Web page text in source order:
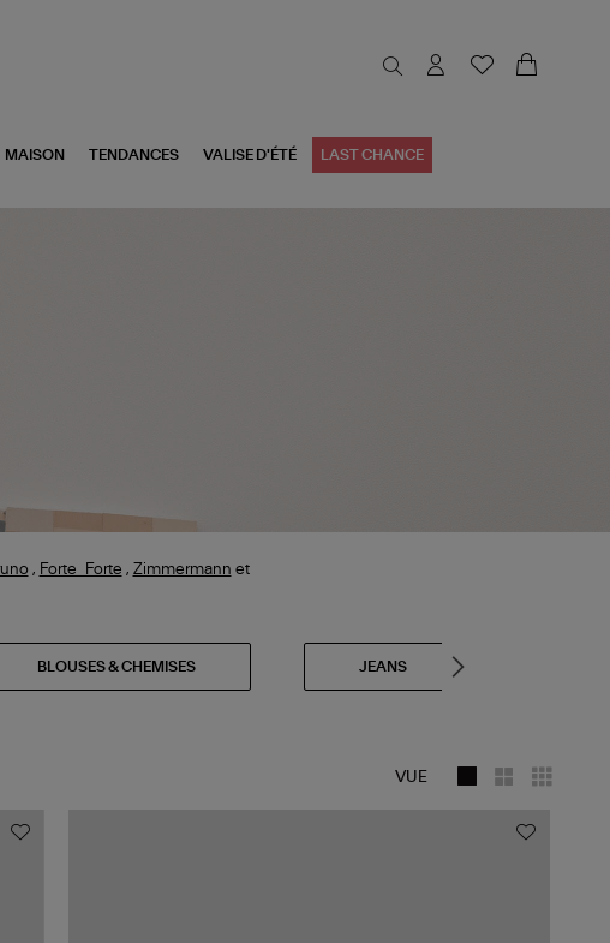
MAISON TENDANCES VALISE D'ÉTÉ LAST CHANCE
, Forte_Forte , Zimmermann et
BLOUSES & CHEMISES JEANS
VUE